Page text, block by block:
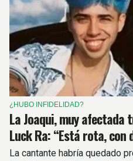
¿HUBO INFIDELIDAD?
La Joaqui, muy afectada
Luck Ra: “Está rota, con
La cantante habría quedado